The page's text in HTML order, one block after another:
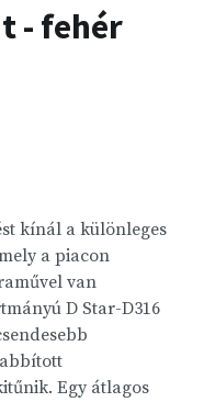
- fehér
kínál a különleges
a piacon
van
D Star-D316
Egy átlagos